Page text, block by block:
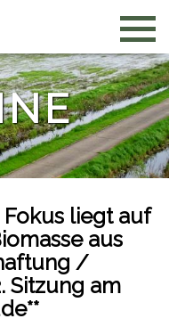
Fokus liegt auf
aus
/
Sitzung am